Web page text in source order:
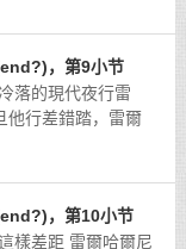
，第9小节
落的現代夜行雷
他行差錯踏，雷爾
。那並非無端的恐
，第10小节
樣差距 雷爾哈爾尼